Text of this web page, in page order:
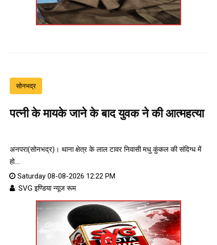
सोनभद्र
पत्नी के मायके जाने के बाद युवक ने की आत्महत्या
अनपरा(सोनभद्र)। थाना क्षेत्र के लाल टावर निवासी मधु कुंकल की संदिग्ध में
हो....
Saturday 08-08-2026 12:22 PM
: SVG इण्डिया न्यूज रूम